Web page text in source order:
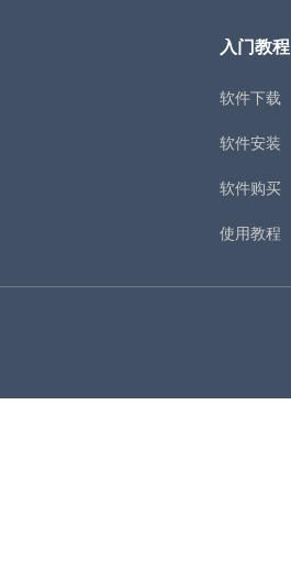
入门教程
软件下载
软件安装
软件购买
使用教程